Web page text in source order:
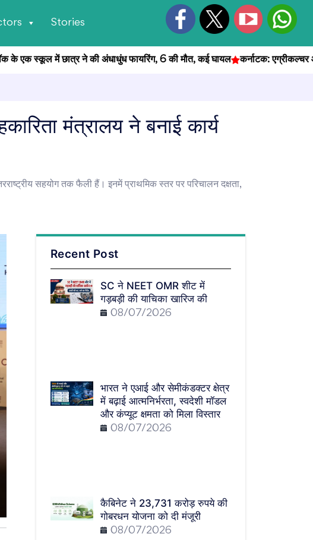
Stories
स्कूल में छात्र ने की अंधाधुंध फायरिंग, 6 की मौत, कई घायल कर्नाटक: एग्रीकल्चर ऑफिसर
मंत्रालय ने बनाई कार्य
सहयोग तक फैली हैं। इनमें प्राथमिक स्तर पर परिचालन दक्षता,
Recent Post
SC ने NEET OMR शीट में
गड़बड़ी की याचिका खारिज की
08/07/2026
भारत ने एआई और सेमीकंडक्टर क्षेत्र
में बढ़ाई आत्मनिर्भरता, स्वदेशी मॉडल
और कंप्यूट क्षमता को मिला विस्तार
08/07/2026
कैबिनेट ने 23,731 करोड़ रुपये की
गोबरधन योजना को दी मंजूरी
08/07/2026